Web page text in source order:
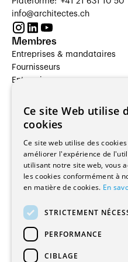
info@architectes.ch
Membres
Entreprises & mandataires
Fournisseurs
Entreprises
Architectes paysagistes
Architectes d'intérieur
Entreprises générales
Ingénieurs et mandataires
Fabricants / Fournisseurs
Régies immobilières
Gestion PPE
Ce site Web utilise
cookies
Ce site web utilise des
améliorer l'expérience de
utilisant notre site web, vous
les cookies conformément à
en matière de cookies. En
STRICTEMENT
PERFORMANCE
CIBLAGE